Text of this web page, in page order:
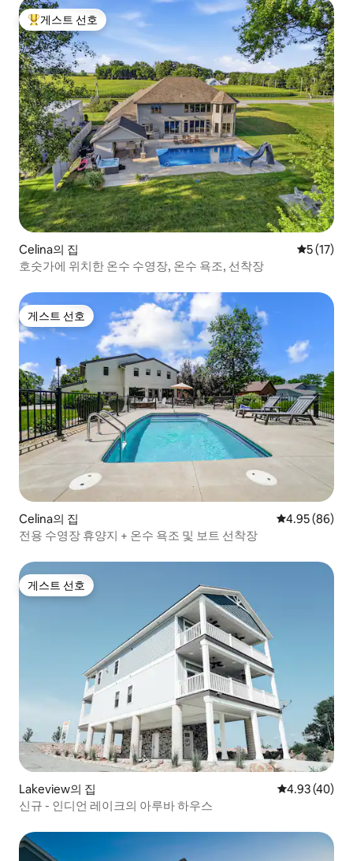
상위 게스트 선호
게스트 선호
Celina의 집 평점 5점
5 (17)
호숫가에 위치한 온수 수영장, 온수 욕조, 선착장
게스트 선호
게스트 선호
Celina의 집 평점 4.95점(5
4.95 (86)
전용 수영장 휴양지 + 온수 욕조 및 보트 선착장
게스트 선호
게스트 선호
Lakeview의 집 평점 4.93점(5
4.93 (40)
신규 - 인디언 레이크의 아루바 하우스